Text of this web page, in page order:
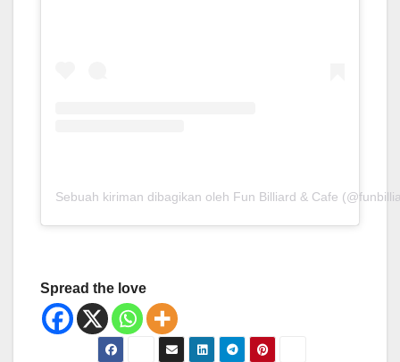
Sebuah kiriman dibagikan oleh Fun Billiard & Cafe
Spread the love